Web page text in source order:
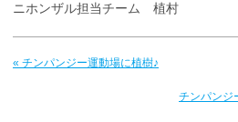
ニホンザル担当チーム 植村
« チンパンジー運動場に植樹♪
チンパンジ